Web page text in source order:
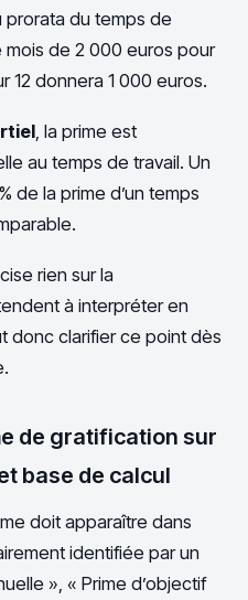
du temps de
mois de 2 000 euros pour
12 donnera 1 000 euros.
, la prime est
au temps de travail. Un
de la prime d’un temps
rien sur la
à interpréter en
donc clarifier ce point dès
de gratification sur
base de calcul
doit apparaître dans
identifiée par un
», « Prime d’objectif